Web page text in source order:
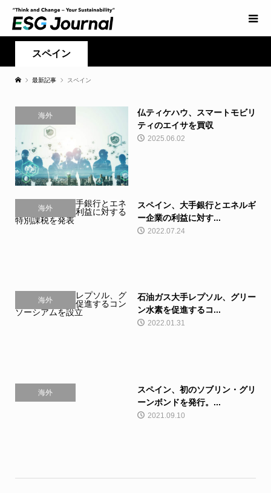
スペイン
最新記事 スペイン
海外
仏ティケハウ、スマートモビリ
ティのエイサを買収
2025.06.02
海外
スペイン、大手銀行とエネルギ
ー企業の利益に対す...
2022.07.24
海外
石油ガス大手レプソル、グリー
ン水素を促進するコ...
2022.01.31
海外
スペイン、初のソブリン・グリ
ーンボンドを発行。...
2021.09.10